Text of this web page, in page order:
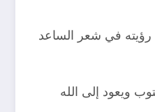
رؤيته في شعر الساعد
ويعود إلى الله